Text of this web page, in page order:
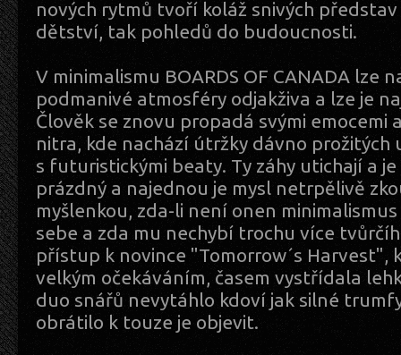
nových rytmů tvoří koláž snivých
dětství, tak pohledů do budoucnosti.
V minimalismu BOARDS OF CANADA lze
podmanivé atmosféry odjakživa a lze je
Člověk se znovu propadá svými emocemi
nitra, kde nachází útržky dávno prožitých
s futuristickými beaty. Ty záhy utichají a je
prázdný a najednou je mysl netrpělivě
myšlenkou, zda-li není onen
sebe a zda mu nechybí trochu více
přístup k novince "Tomorrow´s Harvest",
velkým očekáváním, časem vystřídala
duo snářů nevytáhlo kdoví jak silné
obrátilo k touze je objevit.